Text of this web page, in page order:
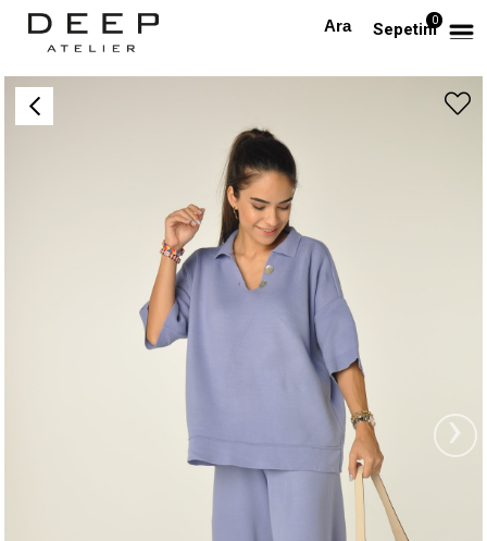
Sepetim0
Anasayfa Düğmeli Takım(Lila)
›